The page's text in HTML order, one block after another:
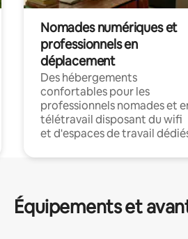
Nomades numériques et
professionnels en
déplacement
Des hébergements
confortables pour les
professionnels nomades et
télétravail disposant du wifi
et d'espaces de travail
Équipements et